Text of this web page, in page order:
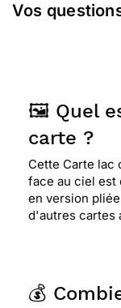
Vos
🖼️ Quel
carte ?
Cette Carte lac
face au ciel est
en version
d'autres cartes
💰